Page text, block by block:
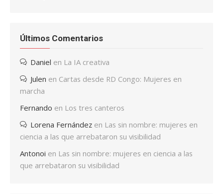
Últimos Comentarios
Daniel en La IA creativa
Julen en Cartas desde RD Congo: Mujeres en
marcha
Fernando en Los tres canteros
Lorena Fernández en Las sin nombre: mujeres en
ciencia a las que arrebataron su visibilidad
Antonoi en Las sin nombre: mujeres en ciencia a las
que arrebataron su visibilidad